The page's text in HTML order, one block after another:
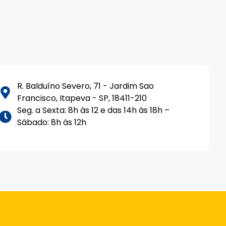
R. Balduíno Severo, 71 - Jardim Sao
Francisco, Itapeva - SP, 18411-210
Seg. a Sexta: 8h às 12 e das 14h às 18h –
Sábado: 8h às 12h